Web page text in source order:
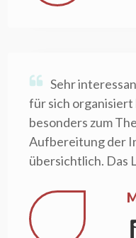
Sehr
für sich organisiert
besonders zum
Aufbereitung der
übersichtlich. Das